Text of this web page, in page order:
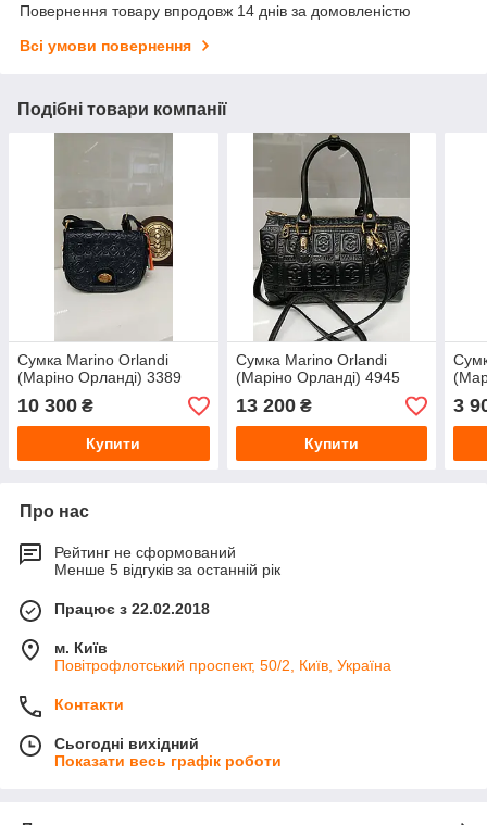
Повернення товару впродовж 14 днів за домовленістю
Всі умови повернення
Подібні товари компанії
Сумка Marino Orlandi
(Маріно Орланді) 3389
10 300 ₴
Купити
Сумка Marino Orlandi
(Маріно Орланді) 4945
13 200₴
Купити
3
Про нас
Рейтинг не сформований
Менше 5 відгуків за останній рік
Працює з 22.02.2018
м. Київ
Повітрофлотський проспект, 50/2, Київ, Україна
Контакти
Сьогодні вихідний
Показати весь графік роботи